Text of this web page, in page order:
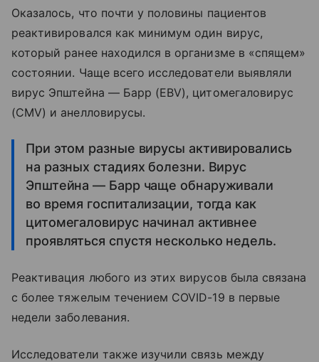
Оказалось, что почти у половины пациентов
реактивировался как минимум один вирус,
который ранее находился в организме в «спящем»
состоянии. Чаще всего исследователи выявляли
вирус Эпштейна — Барр (EBV), цитомегаловирус
(CMV) и анелловирусы.
При этом разные вирусы активировались
на разных стадиях болезни. Вирус
Эпштейна — Барр чаще обнаруживали
во время госпитализации, тогда как
цитомегаловирус начинал активнее
проявляться спустя несколько недель.
Реактивация любого из этих вирусов была связана
с более тяжелым течением COVID-19 в первые
недели заболевания.
Исследователи также изучили связь между